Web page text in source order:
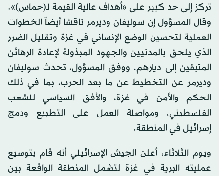
تركز إلى حد كبير على «أهداف عالية القيمة لـ(حماس)».
وقال المسؤول إن سوليفان وديرمر ناقشا أيضاً الخطوات
العملية لتحسين الوضع الإنساني في غزة وتقليل الضرر
الذي يلحق بالمدنيين والجهود المبذولة لإعادة الرهائن
المتبقين إلى ديارهم. ووفق المسؤول، تحدث سوليفان
وديرمر عن التخطيط عن ما بعد الحرب، بما في ذلك
الحكم والأمن في غزة، والأفق السياسي للشعب
الفلسطيني، ومواصلة العمل على التطبيع ودمج
إسرائيل في المنطقة.
ويوم الثلاثاء، أعلن الجيش الإسرائيلي أنه قام بتوسيع
عمليته البرية في غزة لتشمل المنطقة الواقعة بين